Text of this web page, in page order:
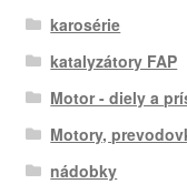
karosérie
katalyzátory FAP
Motor - diely a
Motory,
nádobky